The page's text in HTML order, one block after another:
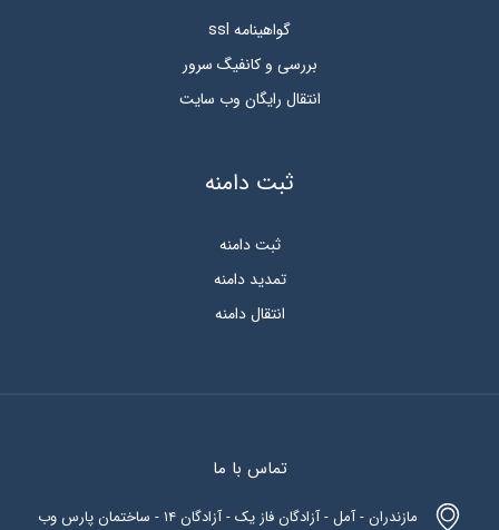
گواهینامه ssl
بررسی و کانفیگ سرور
انتقال رایگان وب سایت
ثبت دامنه
ثبت دامنه
تمدید دامنه
انتقال دامنه
تماس با ما
مازندران - آمل - آزادگان فاز یک - آزادگان ۱۴ - ساختمان پارس وب